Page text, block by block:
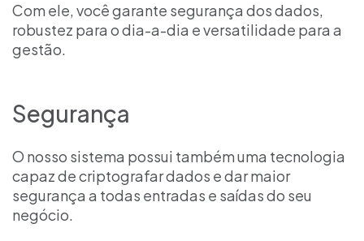
Com ele, você garante segurança dos dados,
robustez para o dia-a-dia e versatilidade para a
gestão.
Segurança
O nosso sistema possui também uma tecnologia
capaz de criptografar dados e dar maior
segurança a todas entradas e saídas do seu
negócio.